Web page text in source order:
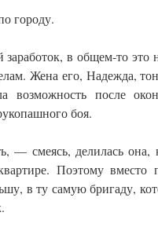
городу.
в общем-то это
Жена его, Надежда,
после
боя.
— смеясь, делилась она,
Поэтому вместо
в ту самую бригаду,